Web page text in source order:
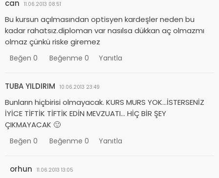
can 11.06.2013 08:51
Bu kursun açılmasından optisyen kardeşler neden bu
kadar rahatsız.diploman var nasılsa dükkan aç olmazmı
olmaz çünkü riske giremez
Beğen 0 Beğenme 0 Yanıtla
TUBA YILDIRIM 10.06.2013 23:49
Bunların hiçbirisi olmayacak. KURS MURS YOK…İSTERSENİZ
İYİCE TİFTİK TİFTİK EDİN MEVZUATI… HİÇ BİR ŞEY
ÇIKMAYACAK 🙂
Beğen 0 Beğenme 0 Yanıtla
orhun 11.06.2013 13:05